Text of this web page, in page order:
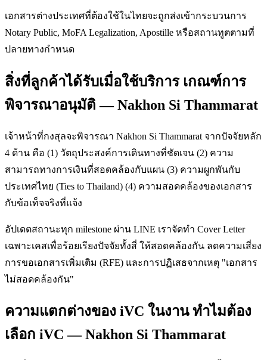
เอกสารต่างประเทศที่ต้องใช้ในไทยจะถูกส่งเข้ากระบวนการ
Notary Public, MoFA Legalization, Apostille หรือสถานทูตตามที่
ปลายทางกำหนด
สิ่งที่ลูกค้าได้รับเมื่อใช้บริการ เกณฑ์การ
พิจารณาอนุมัติ — Nakhon Si Thammarat
เจ้าหน้าที่กงสุลจะพิจารณา Nakhon Si Thammarat จากปัจจัยหลัก
4 ด้าน คือ (1) วัตถุประสงค์การเดินทางที่ชัดเจน (2) ความ
สามารถทางการเงินที่สอดคล้องกับแผน (3) ความผูกพันกับ
ประเทศไทย (Ties to Thailand) (4) ความสอดคล้องของเอกสาร
กับข้อเท็จจริงที่แจ้ง
อัปเดตสถานะทุก milestone ผ่าน LINE เราจัดทำ Cover Letter
เฉพาะเคสเพื่อร้อยเรียงปัจจัยทั้งสี่ ให้สอดคล้องกัน ลดความเสี่ยง
การขอเอกสารเพิ่มเติม (RFE) และการปฏิเสธจากเหตุ "เอกสาร
ไม่สอดคล้องกัน"
ความแตกต่างของ iVC ในงาน ทำไมต้อง
เลือก iVC — Nakhon Si Thammarat